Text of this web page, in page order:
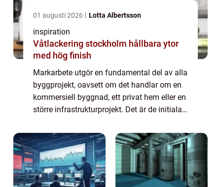
01 augusti 2026 Lotta Albertsson
inspiration
Våtlackering stockholm hållbara ytor
med hög finish
Markarbete utgör en fundamental del av alla
byggprojekt, oavsett om det handlar om en
kommersiell byggnad, ett privat hem eller en
större infrastrukturprojekt. Det är de initiala
ovan...